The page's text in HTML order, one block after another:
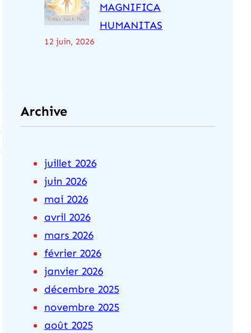
MAGNIFICA
HUMANITAS
12 juin, 2026
Archive
juillet 2026
juin 2026
mai 2026
avril 2026
mars 2026
février 2026
janvier 2026
décembre 2025
novembre 2025
août 2025